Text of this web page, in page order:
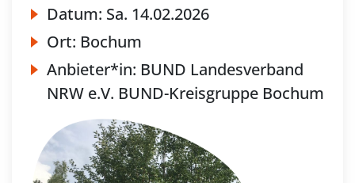
Datum: Sa. 14.02.2026
Ort: Bochum
Anbieter*in: BUND Landesverband
NRW e.V. BUND-Kreisgruppe Bochum